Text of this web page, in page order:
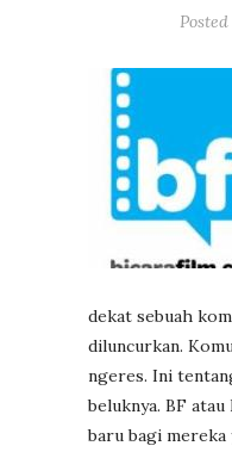
dekat sebuah
diluncurkan.
ngeres. Ini
beluknya. BF
baru bagi